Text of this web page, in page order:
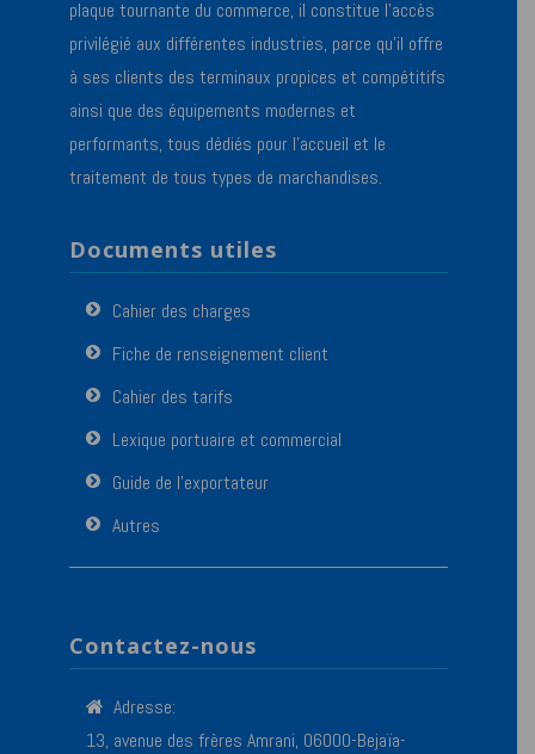
plaque tournante du commerce, il constitue l’accès
privilégié aux différentes industries, parce qu’il offre
à ses clients des terminaux propices et compétitifs
ainsi que des équipements modernes et
performants, tous dédiés pour l’accueil et le
traitement de tous types de marchandises.
Documents utiles
Cahier des charges
Fiche de renseignement client
Cahier des tarifs
Lexique portuaire et commercial
Guide de l’exportateur
Autres
Contactez-nous
Adresse:
13, avenue des frères Amrani, 06000-Bejaïa-